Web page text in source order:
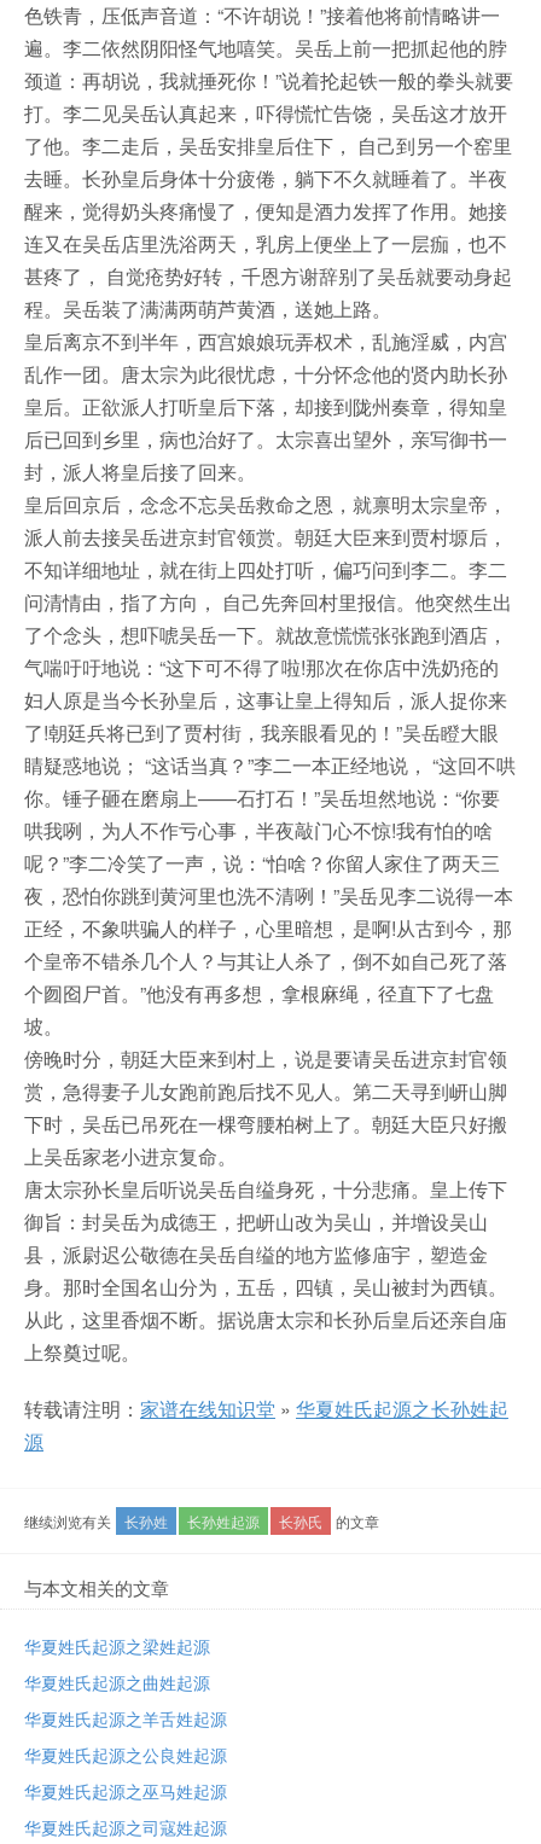
色铁青，压低声音道：“不许胡说！”接着他将前情略讲一
遍。李二依然阴阳怪气地嘻笑。吴岳上前一把抓起他的脖
颈道：再胡说，我就捶死你！”说着抡起铁一般的拳头就要
打。李二见吴岳认真起来，吓得慌忙告饶，吴岳这才放开
了他。李二走后，吴岳安排皇后住下， 自己到另一个窑里
去睡。长孙皇后身体十分疲倦，躺下不久就睡着了。半夜
醒来，觉得奶头疼痛慢了，便知是酒力发挥了作用。她接
连又在吴岳店里洗浴两天，乳房上便坐上了一层痂，也不
甚疼了， 自觉疮势好转，千恩方谢辞别了吴岳就要动身起
程。吴岳装了满满两萌芦黄酒，送她上路。
皇后离京不到半年，西宫娘娘玩弄权术，乱施淫威，内宫
乱作一团。唐太宗为此很忧虑，十分怀念他的贤内助长孙
皇后。正欲派人打听皇后下落，却接到陇州奏章，得知皇
后已回到乡里，病也治好了。太宗喜出望外，亲写御书一
封，派人将皇后接了回来。
皇后回京后，念念不忘吴岳救命之恩，就禀明太宗皇帝，
派人前去接吴岳进京封官领赏。朝廷大臣来到贾村塬后，
不知详细地址，就在街上四处打听，偏巧问到李二。李二
问清情由，指了方向， 自己先奔回村里报信。他突然生出
了个念头，想吓唬吴岳一下。就故意慌慌张张跑到酒店，
气喘吁吁地说：“这下可不得了啦!那次在你店中洗奶疮的
妇人原是当今长孙皇后，这事让皇上得知后，派人捉你来
了!朝廷兵将已到了贾村街，我亲眼看见的！”吴岳瞪大眼
睛疑惑地说； “这话当真？”李二一本正经地说， “这回不哄
你。锤子砸在磨扇上——石打石！”吴岳坦然地说：“你要
哄我咧，为人不作亏心事，半夜敲门心不惊!我有怕的啥
呢？”李二冷笑了一声，说：“怕啥？你留人家住了两天三
夜，恐怕你跳到黄河里也洗不清咧！”吴岳见李二说得一本
正经，不象哄骗人的样子，心里暗想，是啊!从古到今，那
个皇帝不错杀几个人？与其让人杀了，倒不如自己死了落
个囫囵尸首。”他没有再多想，拿根麻绳，径直下了七盘
坡。
傍晚时分，朝廷大臣来到村上，说是要请吴岳进京封官领
赏，急得妻子儿女跑前跑后找不见人。第二天寻到岍山脚
下时，吴岳已吊死在一棵弯腰柏树上了。朝廷大臣只好搬
上吴岳家老小进京复命。
唐太宗孙长皇后听说吴岳自缢身死，十分悲痛。皇上传下
御旨：封吴岳为成德王，把岍山改为吴山，并增设吴山
县，派尉迟公敬德在吴岳自缢的地方监修庙宇，塑造金
身。那时全国名山分为，五岳，四镇，吴山被封为西镇。
从此，这里香烟不断。据说唐太宗和长孙后皇后还亲自庙
上祭奠过呢。
转载请注明： 家谱在线知识堂 » 华夏姓氏起源之长孙姓起
源
继续浏览有关 长孙姓 长孙姓起源 长孙氏 的文章
与本文相关的文章
华夏姓氏起源之梁姓起源
华夏姓氏起源之曲姓起源
华夏姓氏起源之羊舌姓起源
华夏姓氏起源之公良姓起源
华夏姓氏起源之巫马姓起源
华夏姓氏起源之司寇姓起源